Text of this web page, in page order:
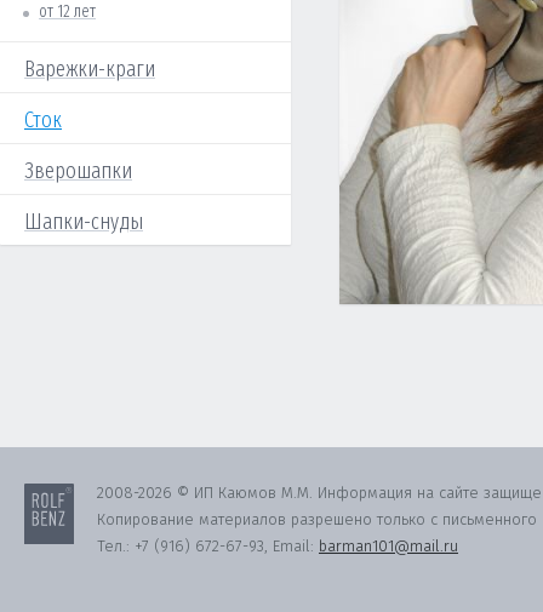
от 12 лет
Варежки-краги
Сток
Зверошапки
Шапки-снуды
2008-2026 © ИП Каюмов М.М. Информация на сайте
Копирование материалов разрешено только с письменного
Тел.: +7 (916) 672-67-93, Email: barman101@mail.ru